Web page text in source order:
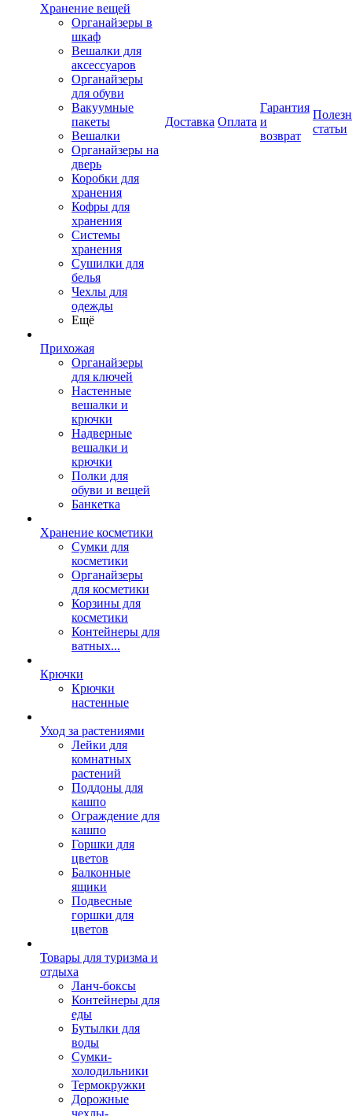
Хранение вещей
Органайзеры в
шкаф
Вешалки для
аксессуаров
Органайзеры
для обуви
Вакуумные
пакеты
Вешалки
Органайзеры на
дверь
Коробки для
хранения
Кофры для
хранения
Системы
хранения
Сушилки для
белья
Чехлы для
одежды
Ещё
Прихожая
Органайзеры
для ключей
Настенные
вешалки и
крючки
Надверные
вешалки и
крючки
Полки для
обуви и вещей
Банкетка
Хранение косметики
Сумки для
косметики
Органайзеры
для косметики
Корзины для
косметики
Контейнеры для
ватных...
Крючки
Крючки
настенные
Уход за растениями
Лейки для
комнатных
растений
Поддоны для
кашпо
Ограждение для
кашпо
Горшки для
цветов
Балконные
ящики
Подвесные
горшки для
цветов
Товары для туризма и
отдыха
Ланч-боксы
Контейнеры для
еды
Бутылки для
воды
Сумки-
холодильники
Термокружки
Дорожные
чехлы-
Доставка Оплата
Гарантия
и
возврат
статьи